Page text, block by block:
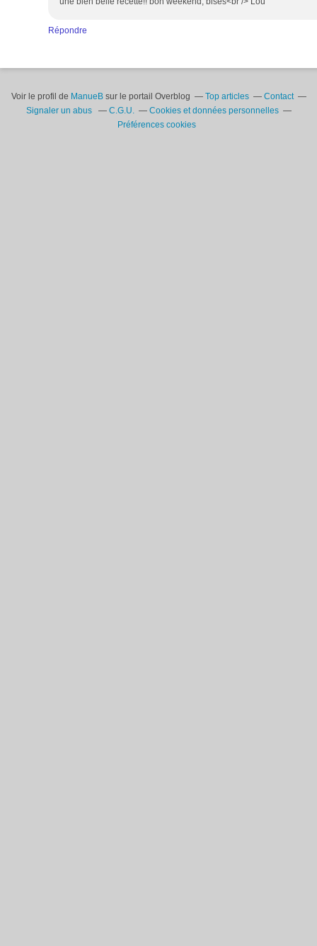
Répondre
Voir le profil de ManueBsur le portail Overblog Top articles
Contact
Signaler un abus
C.G.U.
Cookies et données personnelles
Préférences cookies